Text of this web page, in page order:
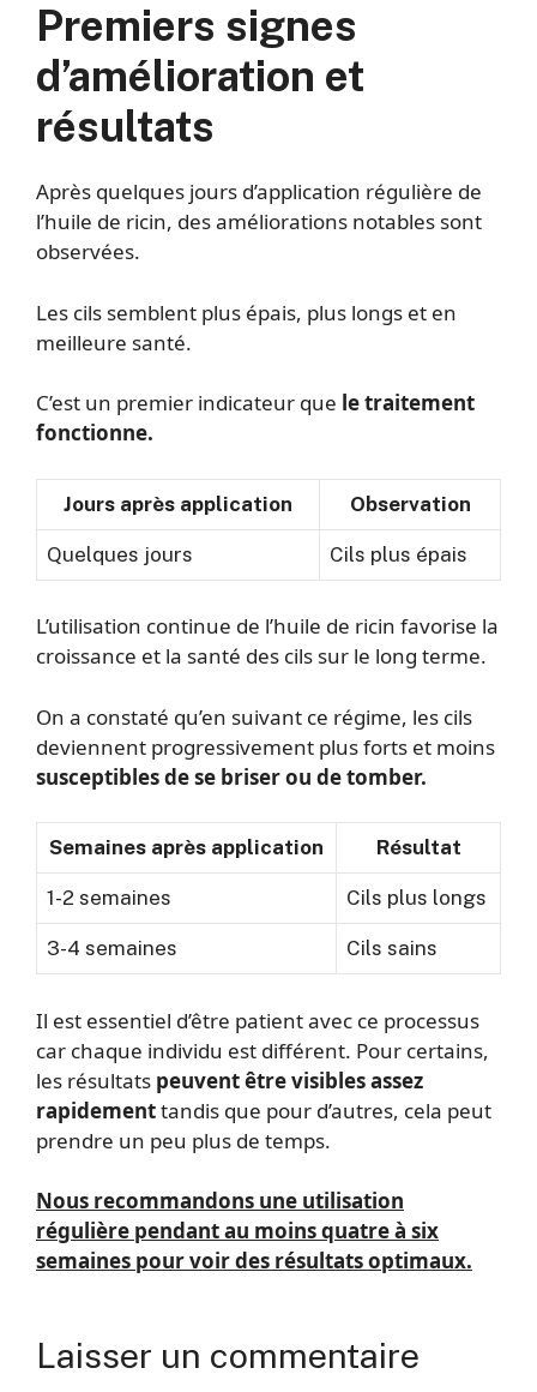
Premiers signes
d’amélioration et
résultats
Après quelques jours d’application régulière de
l’huile de ricin, des améliorations notables sont
observées.
Les cils semblent plus épais, plus longs et en
meilleure santé.
C’est un premier indicateur que le traitement
fonctionne.
Jours après application Observation
Quelques jours Cils plus épais
L’utilisation continue de l’huile de ricin favorise la
croissance et la santé des cils sur le long terme.
On a constaté qu’en suivant ce régime, les cils
deviennent progressivement plus forts et moins
susceptibles de se briser ou de tomber.
Semaines après application Résultat
1-2 semaines Cils plus longs
3-4 semaines Cils sains
Il est essentiel d’être patient avec ce processus
car chaque individu est différent. Pour certains,
les résultats peuvent être visibles assez
rapidementtandis que pour d’autres, cela peut
prendre un peu plus de temps.
Nous recommandons une utilisation
régulière pendant au moins quatre à six
semaines pour voir des résultats optimaux.
Laisser un commentaire